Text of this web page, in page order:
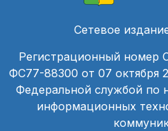
Сетевое
Регистрационный
ФС77-88300 от 07 октября
Федеральной службой по
информационных